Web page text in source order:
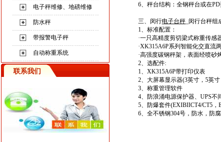
电子秤维修、地磅维修
防水秤
带报警电子秤
自动称重系统
联系我们
6、 秤台结构：全钢秤台或在
三、闵行电子台秤 _闵行台秤组
1、 标准配置：
·一只高精度剪切梁式称重传感
·XK315A6P系列智能化交直流
·高强度碳钢秤架，表面经喷砂
2、 选配件:
1、XK315A6P带打印仪表
2、大屏幕显示器(3英寸，5英
3、称重管理软件
4、防浪涌电源保护器、UPS不
5、防爆套件(EXIBIICT4/CT5，
6、全不锈钢304号，防水，防